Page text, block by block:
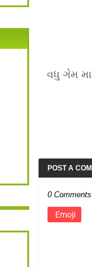
વધુ ગેમ
POST A
0 Comments
Emoji